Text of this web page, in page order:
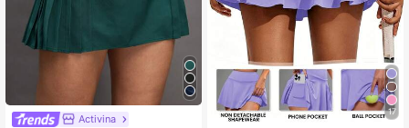
Activina
17